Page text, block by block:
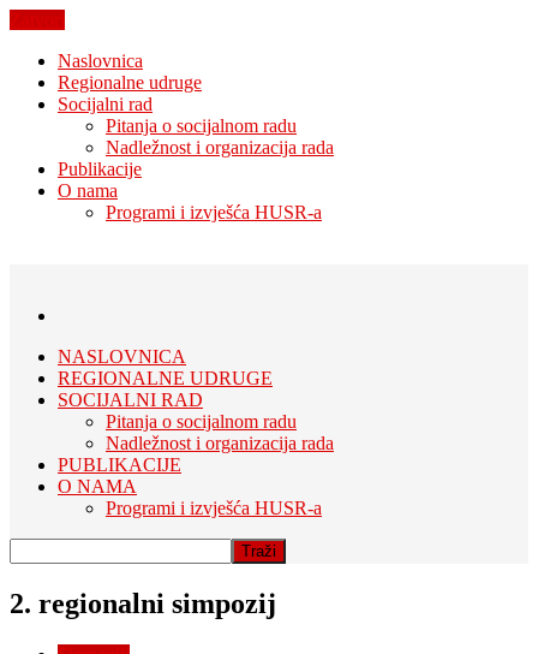
Naslovnica
Regionalne udruge
Socijalni rad
Pitanja o socijalnom radu
Nadležnost i organizacija rada
Publikacije
O nama
Programi i izvješća HUSR-a
NASLOVNICA
REGIONALNE UDRUGE
SOCIJALNI RAD
Pitanja o socijalnom radu
Nadležnost i organizacija rada
PUBLIKACIJE
O NAMA
Programi i izvješća HUSR-a
2. regionalni simpozij